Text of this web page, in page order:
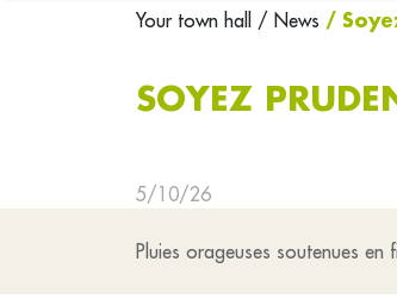
Your town hall / News /
SOYEZ
5/10/26
Pluies orageuses soutenues